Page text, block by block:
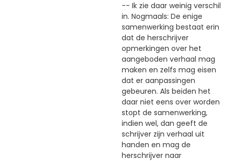
-- Ik zie daar weinig verschil
in. Nogmaals: De enige
samenwerking bestaat erin
dat de herschrijver
opmerkingen over het
aangeboden verhaal mag
maken en zelfs mag eisen
dat er aanpassingen
gebeuren. Als beiden het
daar niet eens over worden
stopt de samenwerking,
indien wel, dan geeft de
schrijver zijn verhaal uit
handen en mag de
herschrijver naar